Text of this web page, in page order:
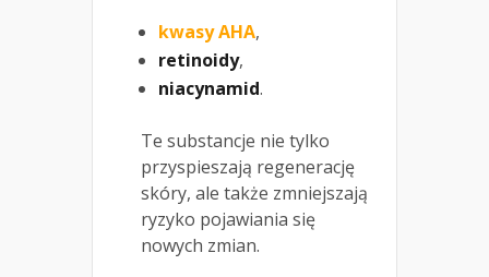
kwasy AHA,
retinoidy,
niacynamid.
Te substancje nie tylko
przyspieszają regenerację
skóry, ale także zmniejszają
ryzyko pojawiania się
nowych zmian.